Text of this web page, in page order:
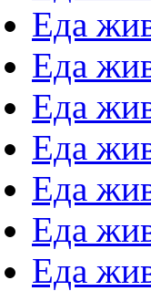
Еда
Еда
Еда
Еда
Еда
Еда
Еда